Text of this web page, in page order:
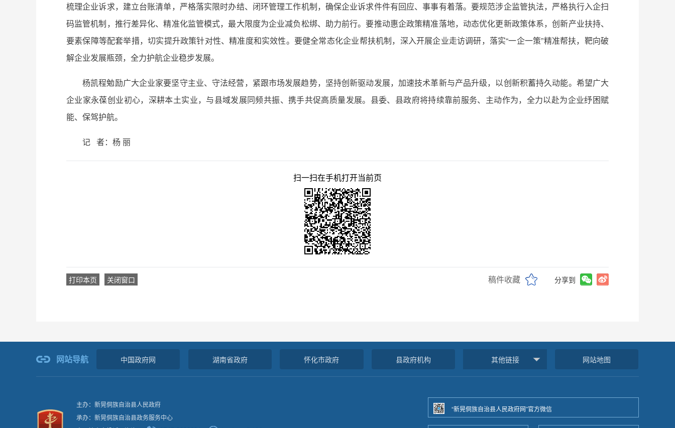
梳理企业诉求，建立台账清单，严格落实限时办结、闭环管理工作机制，确保企业诉求件件有回应、事事有着落。要规范涉企监管执法，严格执行入企扫
码监管机制，推行差异化、精准化监管模式，最大限度为企业减负松绑、助力前行。要推动惠企政策精准落地，动态优化更新政策体系，创新产业扶持、
要素保障等配套举措，切实提升政策针对性、精准度和实效性。要健全常态化企业帮扶机制，深入开展企业走访调研，落实“一企一策”精准帮扶，靶向破
解企业发展瓶颈，全力护航企业稳步发展。
杨凯程勉励广大企业家要坚守主业、守法经营，紧跟市场发展趋势，坚持创新驱动发展，加速技术革新与产品升级，以创新积蓄持久动能。希望广大
企业家永葆创业初心，深耕本土实业，与县域发展同频共振、携手共促高质量发展。县委、县政府将持续靠前服务、主动作为，全力以赴为企业纾困赋
能、保驾护航。
记 者：杨 丽
扫一扫在手机打开当前页
打印本页 关闭窗口 稿件收藏 分享到
网站导航 中国政府网 湖南省政府 怀化市政府 县政府机构 其他链接 网站地图
主办：新晃侗族自治县人民政府
承办：新晃侗族自治县政务服务中心
“新晃侗族自治县人民政府网”官方微信